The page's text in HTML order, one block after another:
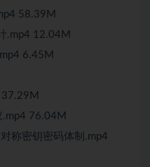
58.39M
.mp4 12.04M
6.45M
76.04M
称密钥密码体制.mp4